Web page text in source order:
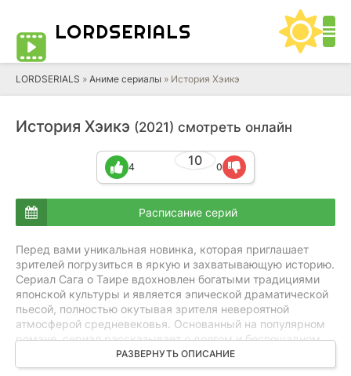
LORDSERIALS
LORDSERIALS » Аниме сериалы » История Хэикэ
История Хэикэ (2021) смотреть онлайн
10
4 0
Расписание серий
Перед вами уникальная новинка, которая приглашает
зрителей погрузиться в яркую и захватывающую историю.
Сериал Сага о Таире вдохновлен богатыми традициями
японской культуры и является эпической драматической
пьесой, полностью окутывая зрителя невероятной
атмосферой средневековья. Основанный на популярном
романе, сериал рассказывает о долгом и беспощадном
противостоянии двух могущественных кланов, которые
властвовали над Японией и стремились к абсолютной
РАЗВЕРНУТЬ ОПИСАНИЕ